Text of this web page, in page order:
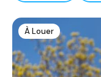
À Louer